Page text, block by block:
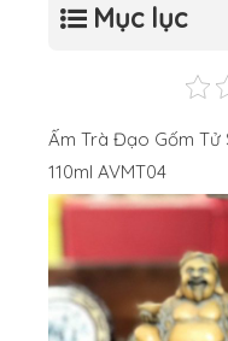
Mục lục
Ấm Trà Đạo Gốm Tử
110ml AVMT04